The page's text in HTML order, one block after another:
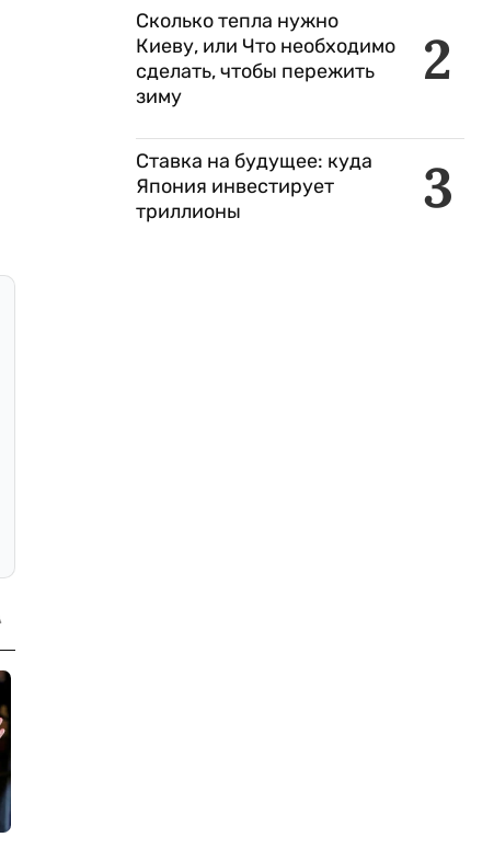
2
Сколько тепла нужно
Киеву, или Что необходимо
сделать, чтобы пережить
зиму
3
Ставка на будущее: куда
Япония инвестирует
триллионы